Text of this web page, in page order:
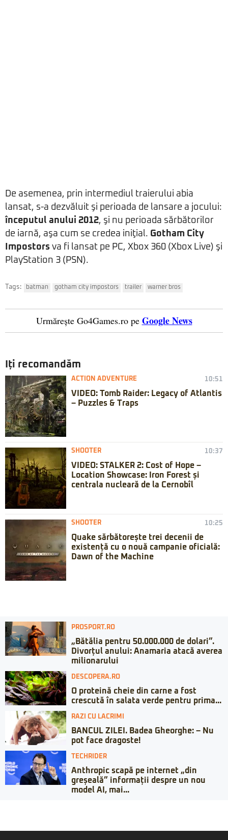
De asemenea, prin intermediul traierului abia
lansat, s-a dezvăluit şi perioada de lansare a jocului:
începutul anului 2012, şi nu perioada sărbătorilor
de iarnă, aşa cum se credea iniţial. Gotham City
Impostors va fi lansat pe PC, Xbox 360 (Xbox Live) şi
PlayStation 3 (PSN).
Tags: batman gotham city impostors trailer warner bros
Urmărește Go4Games.ro pe Google News
Iți recomandăm
ACTION ADVENTURE 10:51
VIDEO: Tomb Raider: Legacy of Atlantis
– Puzzles & Traps
SHOOTER 10:37
VIDEO: STALKER 2: Cost of Hope –
Location Showcase: Iron Forest și
centrala nucleară de la Cernobîl
SHOOTER 10:25
Quake sărbătorește trei decenii de
existență cu o nouă campanie oficială:
Dawn of the Machine
PROSPORT.RO
„Bătălia pentru 50.000.000 de dolari”.
Divorțul anului: Anamaria atacă averea
milionarului
DESCOPERA.RO
O proteină cheie din carne a fost
crescută în salata verde pentru prima...
RAZI CU LACRIMI
BANCUL ZILEI. Badea Gheorghe: – Nu
pot face dragoste!
TECHRIDER
Anthropic scapă pe internet „din
greșeală” informații despre un nou
model AI, mai...